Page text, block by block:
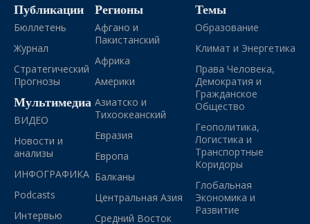
Публикации
Бюллетень
Журнал
Стратегический
Прогнозы
Мультимедиа
ВИДЕО
Новости и
анализы
ИНФОГРАФИКА
Podcasts
Интервью
Регионы
Афгано и
Пакистанский
Африка
Америки
Азиатско и
Тихоокеанский
Евразия
Европа
Балканы
Центральная Азия
Средний Восток
Темы
Образование
Климат и Энергетика
Права Человека,
Демократия и
Гражданское
Общество
Геополитика,
Логистика и
Транспортные
Коридоры
Глобальная
Экономика и
Развитие